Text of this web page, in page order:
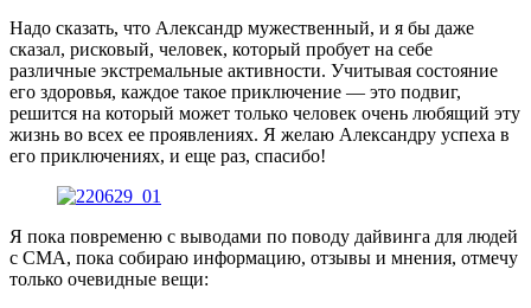
Надо сказать, что Александр мужественный, и я бы даже
сказал, рисковый, человек, который пробует на себе
различные экстремальные активности. Учитывая состояние
его здоровья, каждое такое приключение — это подвиг,
решится на который может только человек очень любящий эту
жизнь во всех ее проявлениях. Я желаю Александру успеха в
его приключениях, и еще раз, спасибо!
Я пока повременю с выводами по поводу дайвинга для людей
с СМА, пока собираю информацию, отзывы и мнения, отмечу
только очевидные вещи: